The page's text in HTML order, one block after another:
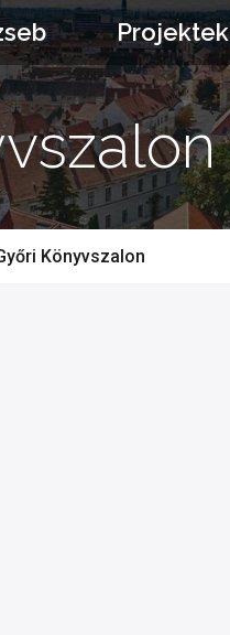
Projektek
Könyvszalon